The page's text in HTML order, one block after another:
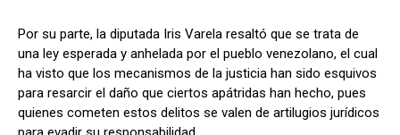
Por su parte, la diputada Iris Varela resaltó que se trata de
una ley esperada y anhelada por el pueblo venezolano, el cual
ha visto que los mecanismos de la justicia han sido esquivos
para resarcir el daño que ciertos apátridas han hecho, pues
quienes cometen estos delitos se valen de artilugios jurídicos